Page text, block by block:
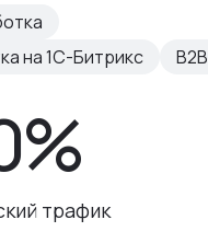
на 1С-Битрикс B2B
трафик